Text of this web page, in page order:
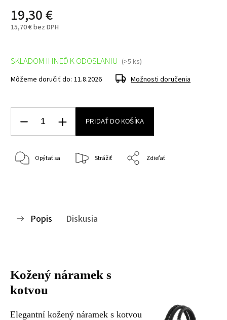
19,30 €
15,70 € bez DPH
SKLADOM IHNEĎ K ODOSLANIU (>5 ks)
Môžeme doručiť do: 11.8.2026 Možnosti doručenia
PRIDAŤ DO KOŠÍKA
Opýtať sa Strážiť Zdieľať
Popis Diskusia
Kožený náramek s
kotvou
Elegantní kožený náramek s kotvou